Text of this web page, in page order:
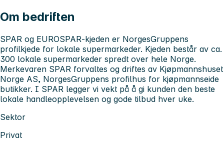
Om bedriften
SPAR og EUROSPAR-kjeden er NorgesGruppens
profilkjede for lokale supermarkeder. Kjeden består av ca.
300 lokale supermarkeder spredt over hele Norge.
Merkevaren SPAR forvaltes og driftes av Kjøpmannshuset
Norge AS, NorgesGruppens profilhus for kjøpmannseide
butikker. I SPAR legger vi vekt på å gi kunden den beste
lokale handleopplevelsen og gode tilbud hver uke.
Sektor
Privat